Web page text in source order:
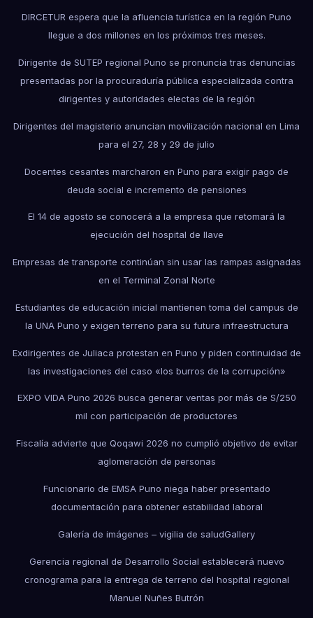
DIRCETUR espera que la afluencia turística en la región Puno
llegue a dos millones en los próximos tres meses.
Dirigente de SUTEP regional Puno se pronuncia tras denuncias
presentadas por la procuraduría pública especializada contra
dirigentes y autoridades electas de la región
Dirigentes del magisterio anuncian movilización nacional en Lima
para el 27, 28 y 29 de julio
Docentes cesantes marcharon en Puno para exigir pago de
deuda social e incremento de pensiones
El 14 de agosto se conocerá a la empresa que retomará la
ejecución del hospital de Ilave
Empresas de transporte continúan sin usar las rampas asignadas
en el Terminal Zonal Norte
Estudiantes de educación inicial mantienen toma del campus de
la UNA Puno y exigen terreno para su futura infraestructura
Exdirigentes de Juliaca protestan en Puno y piden continuidad de
las investigaciones del caso «los burros de la corrupción»
EXPO VIDA Puno 2026 busca generar ventas por más de S/250
mil con participación de productores
Fiscalía advierte que Qoqawi 2026 no cumplió objetivo de evitar
aglomeración de personas
Funcionario de EMSA Puno niega haber presentado
documentación para obtener estabilidad laboral
Galería de imágenes – vigilia de saludGallery
Gerencia regional de Desarrollo Social establecerá nuevo
cronograma para la entrega de terreno del hospital regional
Manuel Nuñes Butrón